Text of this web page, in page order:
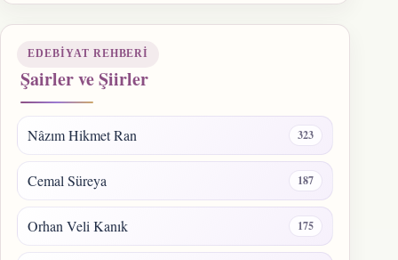
EDEBIYAT REHBERI
Şairler ve Şiirler
Nâzım Hikmet Ran 323
Cemal Süreya 187
Orhan Veli Kanık 175